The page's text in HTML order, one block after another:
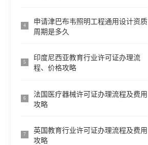
4
申请津巴布韦照明工程通用设计资质
周期是多久
5
印度尼西亚教育行业许可证办理流
程、价格攻略
6
法国医疗器械许可证办理流程及费用
攻略
7
英国教育行业许可证办理流程及费用
攻略